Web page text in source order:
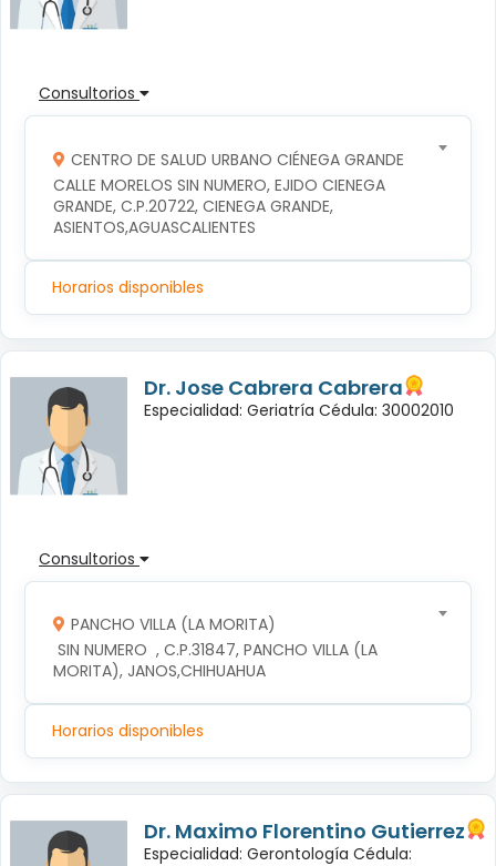
Consultorios
CENTRO DE SALUD URBANO CIÉNEGA GRANDE
CALLE MORELOS SIN NUMERO, EJIDO CIENEGA
GRANDE, C.P.20722, CIENEGA GRANDE,
ASIENTOS,AGUASCALIENTES
Horarios disponibles
Dr. Jose Cabrera Cabrera
Especialidad: Geriatría Cédula: 30002010
Consultorios
PANCHO VILLA (LA MORITA)
MORITA), JANOS,CHIHUAHUA
Horarios disponibles
Dr. Maximo Florentino Gutierrez
Especialidad: Gerontología Cédula: